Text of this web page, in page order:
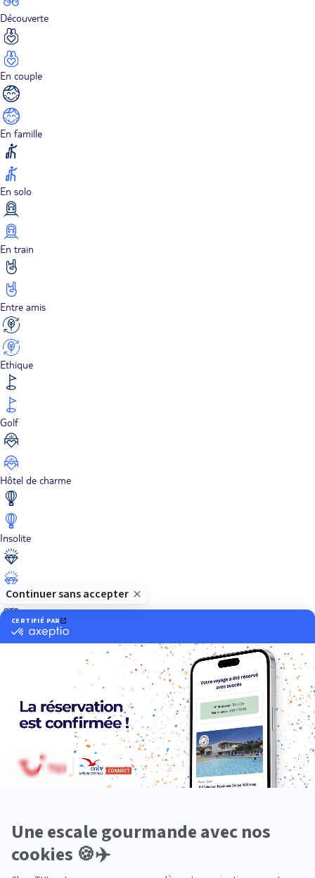
Découverte
En couple
En famille
En solo
En train
Entre amis
Ethique
Golf
Hôtel de charme
Insolite
Luxe
Neige
Plongée
Premium